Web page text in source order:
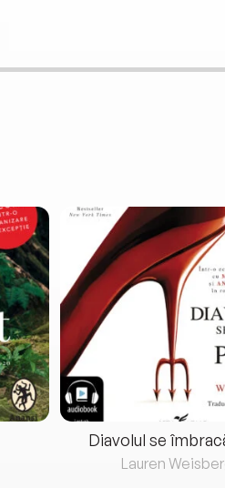
Diavolul se
Lauren